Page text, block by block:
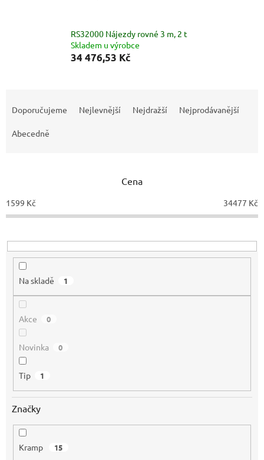
RS32000 Nájezdy rovné 3 m, 2 t
Skladem u výrobce
34 476,53 Kč
o
d
k
t
Doporučujeme Nejlevnější Nejdražší Nejprodávanější
Abecedně
Cena
1599 Kč 34477 Kč
Na skladě 1
Akce 0
Novinka 0
Tip 1
Značky
Kramp 15